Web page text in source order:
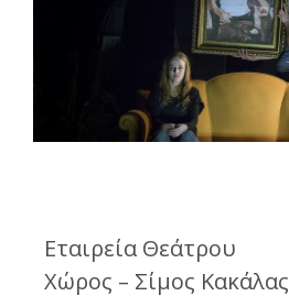
Εταιρεία Θεάτρου
Χώρος – Σίμος Κακάλας